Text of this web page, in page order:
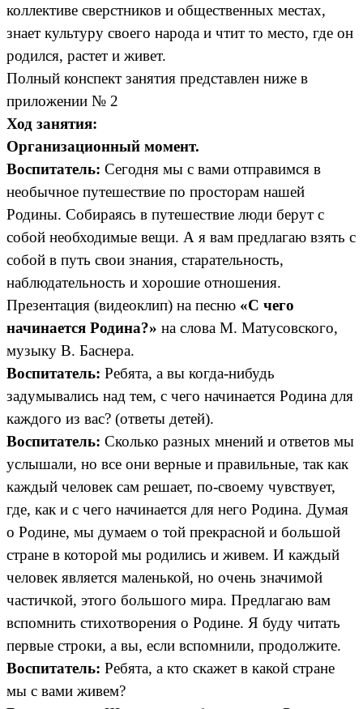
коллективе сверстников и общественных местах,
знает культуру своего народа и чтит то место, где он
родился, растет и живет.
Полный конспект занятия представлен ниже в
приложении № 2
Ход занятия:
Организационный момент.
Воспитатель: Сегодня мы с вами отправимся в
необычное путешествие по просторам нашей
Родины. Собираясь в путешествие люди берут с
собой необходимые вещи. А я вам предлагаю взять с
собой в путь свои знания, старательность,
наблюдательность и хорошие отношения.
Презентация (видеоклип) на песню «С чего
начинается Родина?» на слова М. Матусовского,
музыку В. Баснера.
Воспитатель: Ребята, а вы когда-нибудь
задумывались над тем, с чего начинается Родина для
каждого из вас? (ответы детей).
Воспитатель: Сколько разных мнений и ответов мы
услышали, но все они верные и правильные, так как
каждый человек сам решает, по-своему чувствует,
где, как и с чего начинается для него Родина. Думая
о Родине, мы думаем о той прекрасной и большой
стране в которой мы родились и живем. И каждый
человек является маленькой, но очень значимой
частичкой, этого большого мира. Предлагаю вам
вспомнить стихотворения о Родине. Я буду читать
первые строки, а вы, если вспомнили, продолжите.
Воспитатель: Ребята, а кто скажет в какой стране
мы с вами живем?